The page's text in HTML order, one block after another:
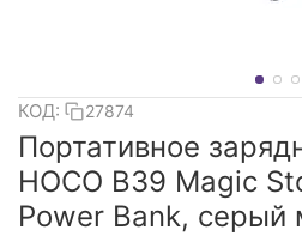
КОД: 27874
Портативное
HOCO B39 Magic
Power Bank, серый